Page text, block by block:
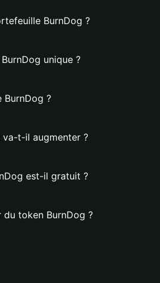
BurnDog ?
unique ?
BurnDog ?
va-t-il augmenter ?
est-il gratuit ?
du token BurnDog ?